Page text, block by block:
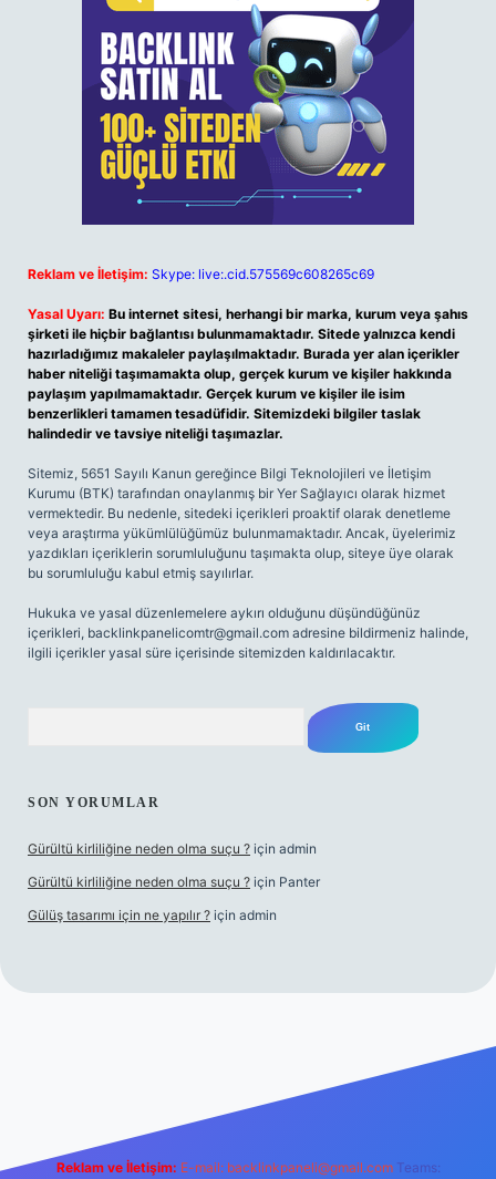
Reklam ve İletişim: Skype: live:.cid.575569c608265c69
Yasal Uyarı: Bu internet sitesi, herhangi bir marka, kurum veya şahıs
şirketi ile hiçbir bağlantısı bulunmamaktadır. Sitede yalnızca kendi
hazırladığımız makaleler paylaşılmaktadır. Burada yer alan içerikler
haber niteliği taşımamakta olup, gerçek kurum ve kişiler hakkında
paylaşım yapılmamaktadır. Gerçek kurum ve kişiler ile isim
benzerlikleri tamamen tesadüfidir. Sitemizdeki bilgiler taslak
halindedir ve tavsiye niteliği taşımazlar.
Sitemiz, 5651 Sayılı Kanun gereğince Bilgi Teknolojileri ve İletişim
Kurumu (BTK) tarafından onaylanmış bir Yer Sağlayıcı olarak hizmet
vermektedir. Bu nedenle, sitedeki içerikleri proaktif olarak denetleme
veya araştırma yükümlülüğümüz bulunmamaktadır. Ancak, üyelerimiz
yazdıkları içeriklerin sorumluluğunu taşımakta olup, siteye üye olarak
bu sorumluluğu kabul etmiş sayılırlar.
Hukuka ve yasal düzenlemelere aykırı olduğunu düşündüğünüz
içerikleri, backlinkpanelicomtr@gmail.com adresine bildirmeniz halinde,
ilgili içerikler yasal süre içerisinde sitemizden kaldırılacaktır.
SON YORUMLAR
Gürültü kirliliğine neden olma suçu ? için admin
Gürültü kirliliğine neden olma suçu ? için Panter
Gülüş tasarımı için ne yapılır ? için admin
Reklam ve İletişim: E-mail: backlinkpaneli@gmail.com Teams: